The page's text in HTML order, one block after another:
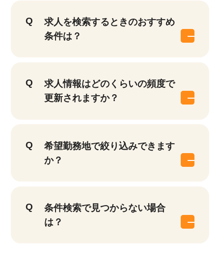
求人を検索するときのおすすめ
条件は？
求人情報はどのくらいの頻度で
更新されますか？
希望勤務地で絞り込みできます
か？
条件検索で見つからない場合
は？